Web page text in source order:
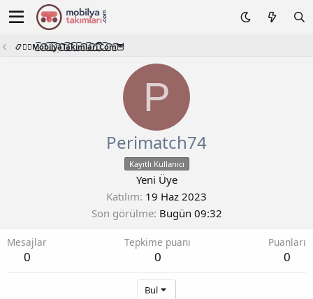
📿🧙‍♂️M͜͡o͜͡b͜͡i͜͡l͜͡y͜͡a͜͡T͜͡a͜͡k͜͡i͜͡m͜͡l͜͡a͜͡r͜͡i͜͡.͜͡C͜͡o͜͡m͜͡🦉
P
Perimatch74
Kayıtlı Kullanıcı
Yeni Üye
Katılım 19 Haz 2023
Son görülme Bugün 09:32
Mesajlar
0
Tepkime puanı
0
Puanları
0
Bul